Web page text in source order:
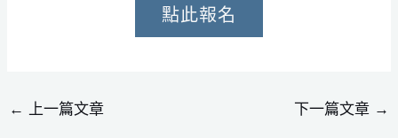
點此報名
← 上一篇文章 下一篇文章 →